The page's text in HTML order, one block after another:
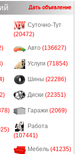
Дать объявление
Суточно-Тут
(20472)
Авто (136627)
Услуги (71854)
Шины (22286)
Диски (22351)
Гаражи (2069)
Работа
(107441)
Мебель (41235)